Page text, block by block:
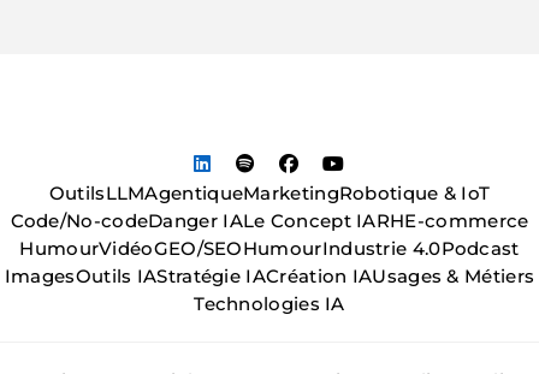
OutilsLLMAgentiqueMarketingRobotique & IoT
Code/No-codeDanger IALe Concept IARHE-commerce
HumourVidéoGEO/SEOHumourIndustrie 4.0Podcast
ImagesOutils IAStratégie IACréation IAUsages & Métiers
Technologies IA